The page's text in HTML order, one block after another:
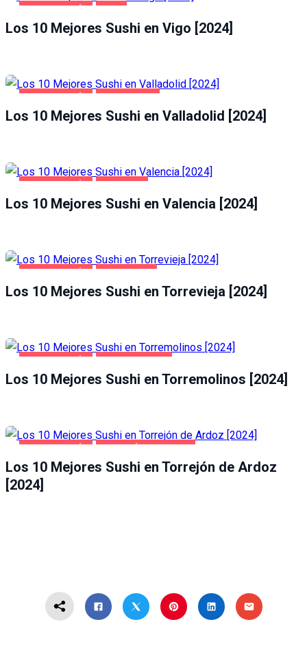
Los 10 Mejores Sushi en Vigo [2024]
Los 10 Mejores Sushi en Valladolid [2024]
Los 10 Mejores Sushi en Valencia [2024]
Los 10 Mejores Sushi en Torrevieja [2024]
Los 10 Mejores Sushi en Torremolinos [2024]
Los 10 Mejores Sushi en Torrejón de Ardoz
[2024]